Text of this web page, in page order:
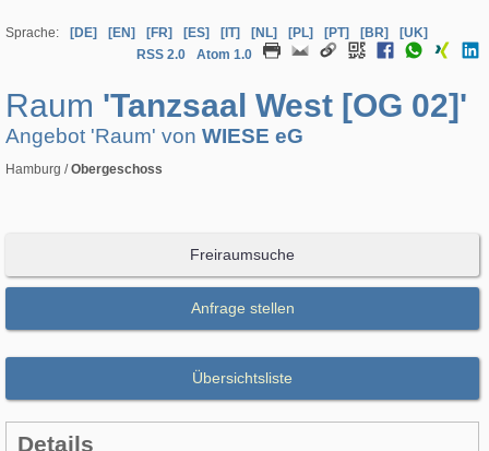
Sprache: [DE] [EN] [FR] [ES] [IT] [NL] [PL] [PT] [BR]
[UK]
RSS 2.0
Atom 1.0
Raum 'Tanzsaal West [OG 02]'
Angebot 'Raum' von WIESE eG
Hamburg /Obergeschoss
Freiraumsuche
Anfrage stellen
Übersichtsliste
Details